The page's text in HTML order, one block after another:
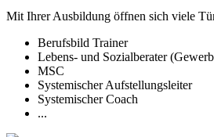
Mit Ihrer Ausbildung öffnen sich viele
Berufsbild Trainer
Lebens- und Sozialberater
MSC
Systemischer Aufstellungsleiter
Systemischer Coach
...